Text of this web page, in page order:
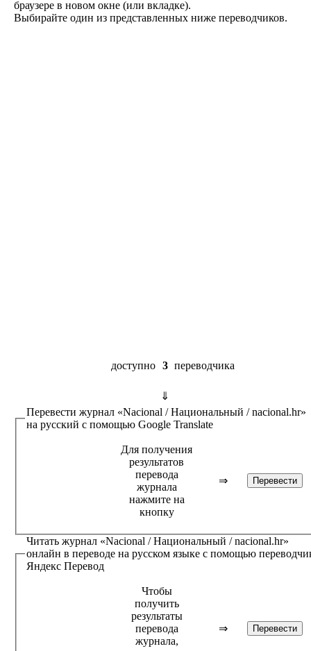
браузере в новом окне (или вкладке).
Выбирайте один из представленных ниже переводчиков.
доступно 3 переводчика
⇓
Перевести журнал «Nacional / Национальный / nacional.hr»
на русский с помощью Google Translate
Для получения
результатов
перевода
журнала
нажмите на
кнопку
⇒
Читать журнал «Nacional / Национальный / nacional.hr»
онлайн в переводе на русском языке с помощью
Яндекс Перевод
Чтобы
получить
результаты
перевода
журнала,
⇒